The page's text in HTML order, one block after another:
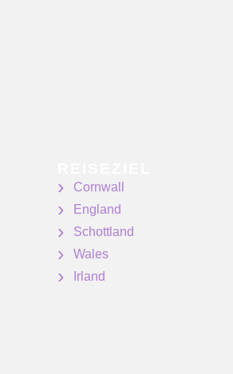
Cornwall
England
Schottland
Wales
Irland